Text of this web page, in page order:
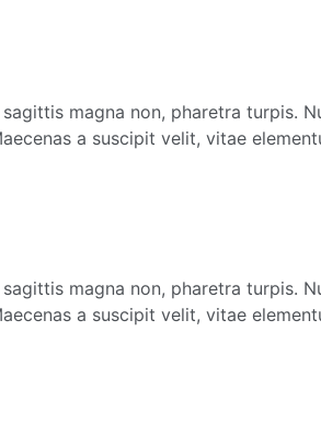
magna non, pharetra turpis.
a suscipit velit, vitae
magna non, pharetra turpis.
a suscipit velit, vitae